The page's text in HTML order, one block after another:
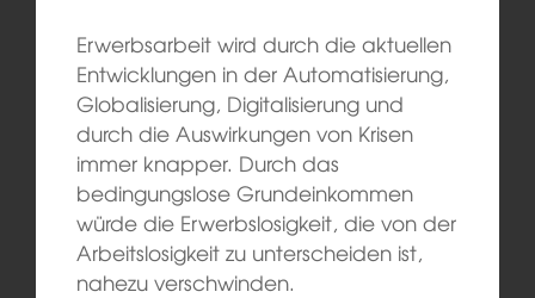
Erwerbsarbeit wird durch die aktuellen
Entwicklungen in der Automatisierung,
Globalisierung, Digitalisierung und
durch die Auswirkungen von Krisen
immer knapper. Durch das
bedingungslose Grundeinkommen
würde die Erwerbslosigkeit, die von der
Arbeitslosigkeit zu unterscheiden ist,
nahezu verschwinden.